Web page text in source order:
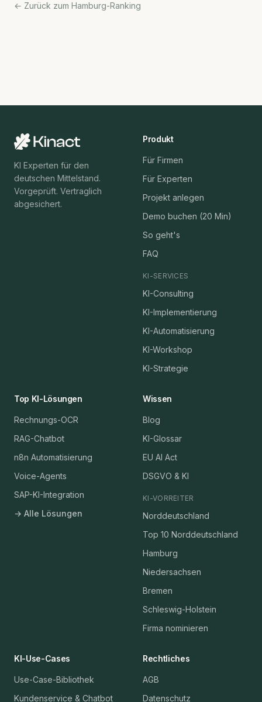
← Zurück zum Hamburg-Ranking
KI Experten für den
deutschen Mittelstand.
Vorgeprüft. Vertraglich
abgesichert.
Produkt
Für Firmen
Für Experten
Projekt anlegen
Demo buchen (20 Min)
So geht's
FAQ
KI-SERVICES
KI-Consulting
KI-Implementierung
KI-Automatisierung
KI-Workshop
KI-Strategie
Top KI-Lösungen
Rechnungs-OCR
RAG-Chatbot
n8n Automatisierung
Voice-Agents
SAP-KI-Integration
→ Alle Lösungen
Wissen
Blog
KI-Glossar
EU AI Act
DSGVO & KI
KI-VORREITER
Norddeutschland
Top 10 Norddeutschland
Hamburg
Niedersachsen
Bremen
Schleswig-Holstein
Firma nominieren
KI-Use-Cases
Use-Case-Bibliothek
Kundenservice & Chatbot
Rechtliches
AGB
Datenschutz